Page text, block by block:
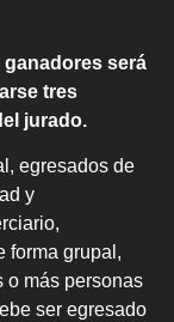
ganadores será
tres
jurado.
egresados de
y
forma grupal,
o más personas
ser egresado